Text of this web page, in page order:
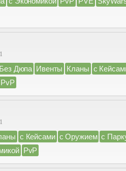
1
Без Дюпа Ивенты Кланы с
PvP
1
с Кейсами с Оружием с
PvP